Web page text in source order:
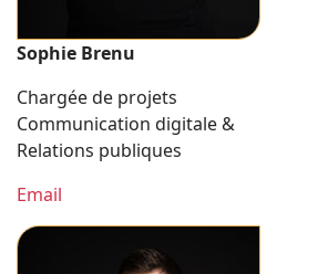
Sophie Brenu
Chargée de projets
Communication digitale &
Relations publiques
Email